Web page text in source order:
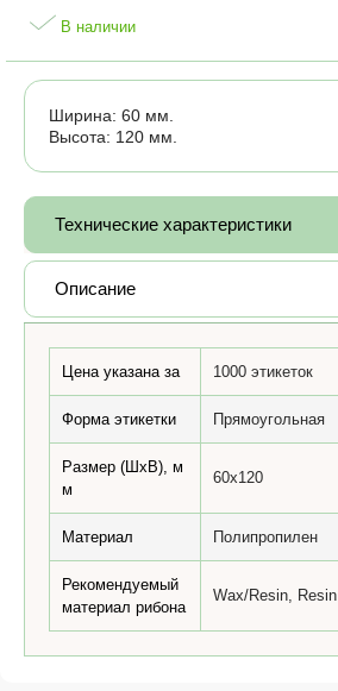
В наличии
Ширина: 60 мм.
Высота: 120 мм.
Технические характеристики
Описание
Цена указана за 1000 этикеток
Форма этикетки Прямоугольная
Размер (ШхВ), м
м
60x120
Материал Полипропилен
Рекомендуемый
материал рибона
Wax/Resin, Resin